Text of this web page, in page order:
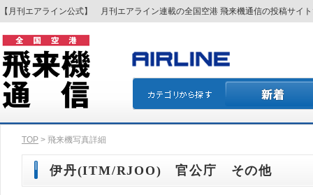
【月刊エアライン公式】 月刊エアライン連載の全国空港 飛来機通信の投稿サイ
TOP > 飛来機写真詳細
伊丹(ITM/RJOO) 官公庁 その他